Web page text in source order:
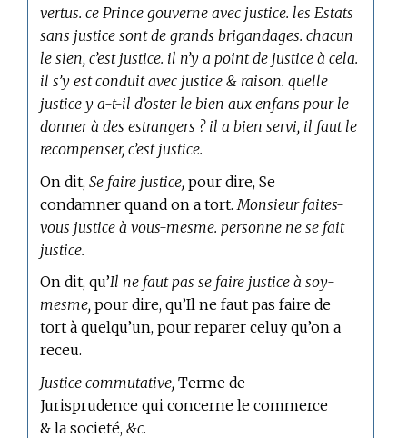
vertus. ce Prince gouverne avec justice. les Estats
sans justice sont de grands brigandages. chacun
le sien, c’est justice. il n’y a point de justice à cela.
il s’y est conduit avec justice & raison. quelle
justice y a-t-il d’oster le bien aux enfans pour le
donner à des estrangers ? il a bien servi, il faut le
recompenser, c’est justice.
On dit,Se faire justice, pour dire, Se
condamner quand on a tort. Monsieur faites-
vous justice à vous-mesme. personne ne se fait
justice.
On dit, qu’Il ne faut pas se faire justice à soy-
mesme, pour dire, qu’Il ne faut pas faire de
tort à quelqu’un, pour reparer celuy qu’on a
receu.
Justice commutative, Terme de
Jurisprudence qui concerne le commerce
& la societé,&c.